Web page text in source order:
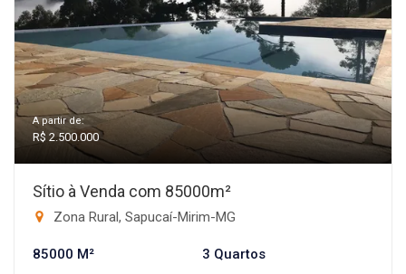
A partir de:
R$ 2.500.000
Sítio à Venda com 85000m²
Zona Rural, Sapucaí-Mirim-MG
85000 M² 3 Quartos